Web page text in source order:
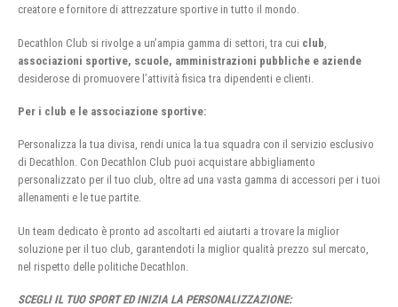
creatore e fornitore di attrezzature sportive in tutto il mondo.
Decathlon Club si rivolge a un’ampia gamma di settori, tra cui club
associazioni sportive, scuole, amministrazioni pubbliche e aziende
desiderose di promuovere l’attività fisica tra dipendenti e clienti.
Per i club e le associazione sportive:
Personalizza la tua divisa, rendi unica la tua squadra con il servizio esclusivo
di Decathlon. Con Decathlon Club puoi acquistare abbigliamento
personalizzato per il tuo club, oltre ad una vasta gamma di accessori per i tuoi
allenamenti e le tue partite.
Un team dedicato è pronto ad ascoltarti ed aiutarti a trovare la miglior
soluzione per il tuo club, garantendoti la miglior qualità prezzo sul mercato,
nel rispetto delle politiche Decathlon.
SCEGLI IL TUO SPORT ED INIZIA LA PERSONALIZZAZIONE: